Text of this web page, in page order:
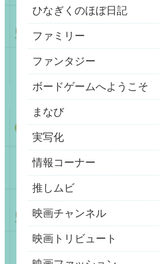
ひなぎくのほぼ日記
ファミリー
ファンタジー
ボードゲームへようこそ
まなび
実写化
情報コーナー
推しムビ
映画チャンネル
映画トリビュート